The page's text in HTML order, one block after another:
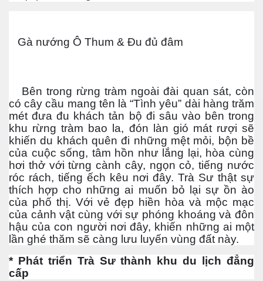
Gà nướng Ô Thum & Đu đủ đâm
Bên trong rừng tràm ngoài đài quan sát, còn
có cây cầu mang tên là “Tình yêu” dài hàng trăm
mét đưa đu khách tản bộ đi sâu vào bên trong
khu rừng tràm bao la, đón làn gió mát rượi sẽ
khiến du khách quên đi những mệt mỏi, bộn bề
của cuộc sống, tâm hồn như lắng lại, hòa cùng
hơi thở với từng cành cây, ngọn cỏ, tiếng nước
róc rách, tiếng ếch kêu nơi đây. Trà Sư thật sự
thích hợp cho những ai muốn bỏ lại sự ồn ào
của phố thị. Với vẻ đẹp hiền hòa và mộc mạc
của cảnh vật cùng với sự phóng khoáng và đôn
hậu của con người nơi đây, khiến những ai một
lần ghé thăm sẽ càng lưu luyến vùng đất này.
* Phát triển Trà Sư thành khu du lịch đẳng
cấp
Kao